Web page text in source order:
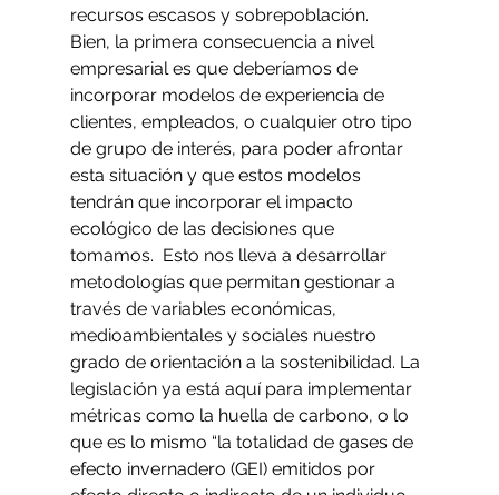
recursos escasos y sobrepoblación.
Bien, la primera consecuencia a nivel
empresarial es que deberíamos de
incorporar modelos de experiencia de
clientes, empleados, o cualquier otro tipo
de grupo de interés, para poder afrontar
esta situación y que estos modelos
tendrán que incorporar el impacto
ecológico de las decisiones que
tomamos.  Esto nos lleva a desarrollar
metodologías que permitan gestionar a
través de variables económicas,
medioambientales y sociales nuestro
grado de orientación a la sostenibilidad. La
legislación ya está aquí para implementar
métricas como la huella de carbono, o lo
que es lo mismo “la totalidad de gases de
efecto invernadero (GEI) emitidos por